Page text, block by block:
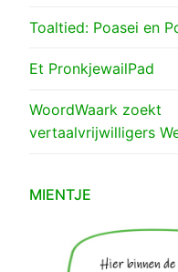
Toaltied: Poasei en
Et PronkjewailPad
WoordWaark zoekt
vertaalvrijwilligers
MIENTJE